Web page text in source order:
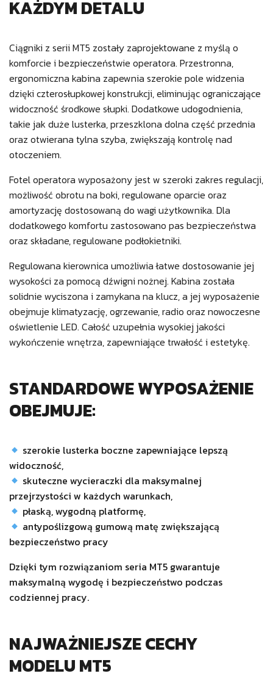
KAŻDYM DETALU
Ciągniki z serii MT5 zostały zaprojektowane z myślą o
komforcie i bezpieczeństwie operatora. Przestronna,
ergonomiczna kabina zapewnia szerokie pole widzenia
dzięki czterosłupkowej konstrukcji, eliminując ograniczające
widoczność środkowe słupki. Dodatkowe udogodnienia,
takie jak duże lusterka, przeszklona dolna część przednia
oraz otwierana tylna szyba, zwiększają kontrolę nad
otoczeniem.
Fotel operatora wyposażony jest w szeroki zakres regulacji,
możliwość obrotu na boki, regulowane oparcie oraz
amortyzację dostosowaną do wagi użytkownika. Dla
dodatkowego komfortu zastosowano pas bezpieczeństwa
oraz składane, regulowane podłokietniki.
Regulowana kierownica umożliwia łatwe dostosowanie jej
wysokości za pomocą dźwigni nożnej. Kabina została
solidnie wyciszona i zamykana na klucz, a jej wyposażenie
obejmuje klimatyzację, ogrzewanie, radio oraz nowoczesne
oświetlenie LED. Całość uzupełnia wysokiej jakości
wykończenie wnętrza, zapewniające trwałość i estetykę.
STANDARDOWE WYPOSAŻENIE
OBEJMUJE:
szerokie lusterka boczne zapewniające lepszą
widoczność,
skuteczne wycieraczki dla maksymalnej
przejrzystości w każdych warunkach,
płaską, wygodną platformę,
antypoślizgową gumową matę zwiększającą
bezpieczeństwo pracy
Dzięki tym rozwiązaniom seria MT5 gwarantuje
maksymalną wygodę i bezpieczeństwo podczas
codziennej pracy.
NAJWAŻNIEJSZE CECHY
MODELU MT5